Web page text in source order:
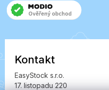
Kontakt
EasyStock s.r.o.
17. listopadu 220